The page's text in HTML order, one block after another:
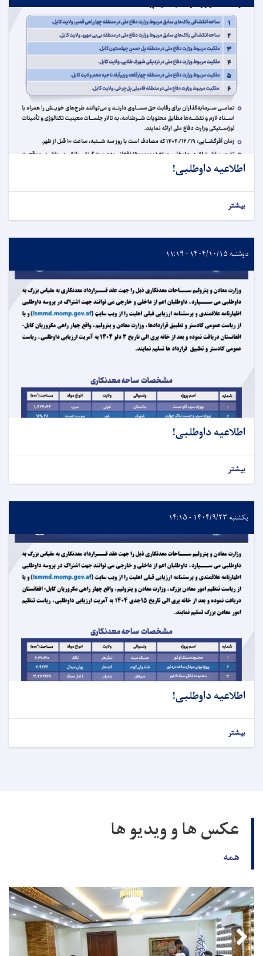
اطلاعیه داوطلبی!
بیشتر
دوشنبه ۱۴۰۴/۱۰/۱۵ - ۱۱:۱۹
اطلاعیه داوطلبی!
بیشتر
یکشنبه ۱۴۰۴/۹/۲۳ - ۱۴:۱۵
اطلاعیه داوطلبی!
بیشتر
عکس ها و ویدیو ها
همه